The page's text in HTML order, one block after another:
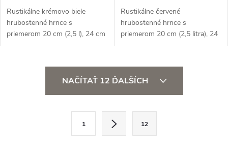
Rustikálne krémovo biele
hrubostenné hrnce s
priemerom 20 cm (2,5 l), 24 cm
(4 l), 28 cm (5 l) cm...
Rustikálne červené
hrubostenné hrnce s
priemerom 20 cm (2,5 litra), 24
cm (4 litre), 28 cm (5...
NAČÍTAŤ 12 ĎALŠÍCH
1 12